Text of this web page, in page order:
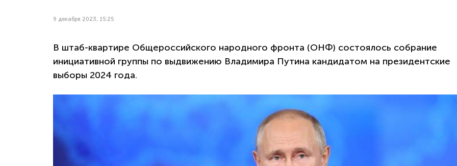
9 декабря 2023, 15:25
В штаб-квартире Общероссийского народного фронта (ОНФ) состоялось собрание
инициативной группы по выдвижению Владимира Путина кандидатом на президентские
выборы 2024 года.